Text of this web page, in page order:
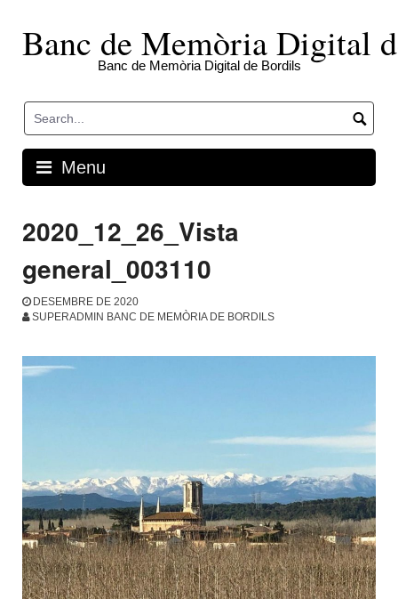
contentBanc de Memòria Digital
Banc de Memòria Digital de Bordils
Menu
2020_12_26_Vista
general_003110
DESEMBRE DE 2020
SUPERADMIN BANC DE MEMÒRIA DE BORDILS